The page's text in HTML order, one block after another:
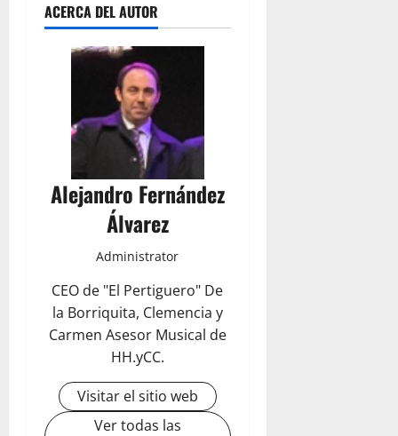
ACERCA DEL AUTOR
Alejandro Fernández
Álvarez
Administrator
CEO de "El Pertiguero" De
la Borriquita, Clemencia y
Carmen Asesor Musical de
HH.yCC.
Visitar el sitio web
Ver todas las